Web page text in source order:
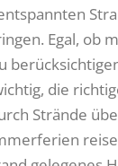
Egal, ob
die
Strände